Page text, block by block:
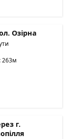
Озірна
263м
г.